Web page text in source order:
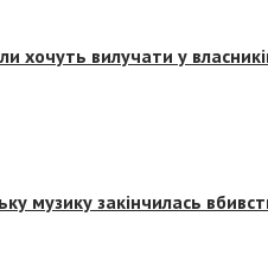
хочуть вилучати у
музику закінчилась